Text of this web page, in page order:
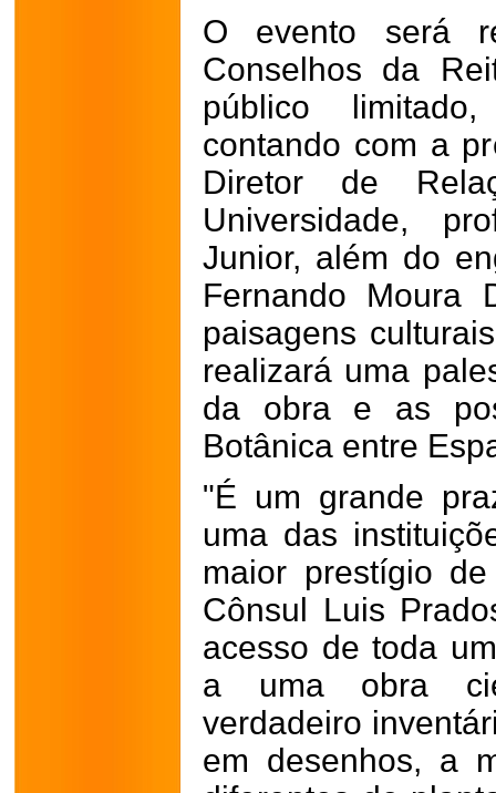
O evento será
Conselhos da
público
contando com a
Diretor de
Universidade,
Junior, além do
Fernando Moura
paisagens
realizará uma
da obra e as
Botânica entre
"É um grande
uma das
maior prestígio
Cônsul Luis
acesso de toda
a uma obra
verdadeiro
em desenhos, a